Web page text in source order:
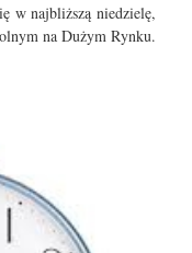
w najbliższą niedzielę,
na Dużym Rynku.